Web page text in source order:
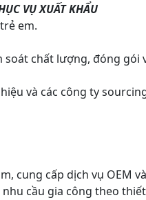
VỤ XUẤT KHẨU
em.
soát chất lượng, đóng gói
và các công ty
cung cấp dịch vụ OEM và
cầu gia công theo